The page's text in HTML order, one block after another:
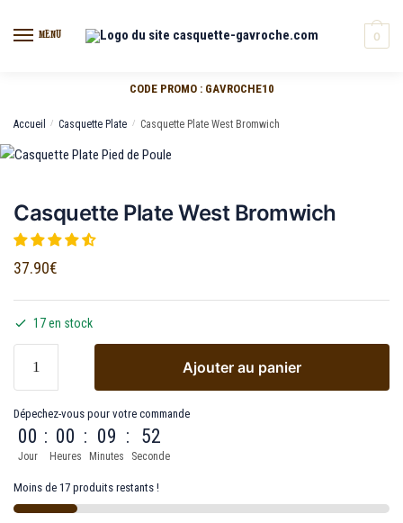
MENU 0
CODE PROMO : GAVROCHE10
Accueil / Casquette Plate / Casquette Plate West Bromwich
Casquette Plate West Bromwich
37.90€
17 en stock
Ajouter au panier
Dépechez-vous pour votre commande
00
Jour
: 00
Heures
: 09
Minutes
: 52
Seconde
Moins de 17 produits restants !